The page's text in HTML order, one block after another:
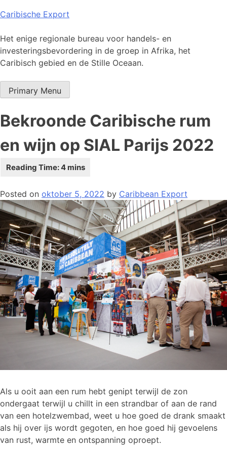
Skip
content
Caribische Export
Het enige regionale bureau voor handels- en
investeringsbevordering in de groep in Afrika, het
Caribisch gebied en de Stille Oceaan.
Primary Menu
Bekroonde Caribische rum
en wijn op SIAL Parijs 2022
Posted on oktober 5, 2022 by Caribbean Export
Als u ooit aan een rum hebt genipt terwijl de zon
ondergaat terwijl u chillt in een strandbar of aan de rand
van een hotelzwembad, weet u hoe goed de drank smaakt
als hij over ijs wordt gegoten, en hoe goed hij gevoelens
van rust, warmte en ontspanning oproept.